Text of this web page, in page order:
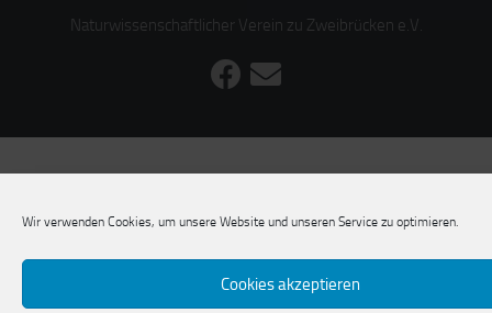
Wir verwenden Cookies, um unsere Website und unseren Service zu optimieren.
Cookies akzeptieren
Naturwissenschaftlicher Verein zu Zweibrücken e.V.